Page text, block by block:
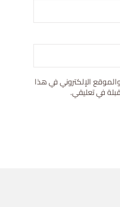
الإلكتروني في هذا
في تعليقي.